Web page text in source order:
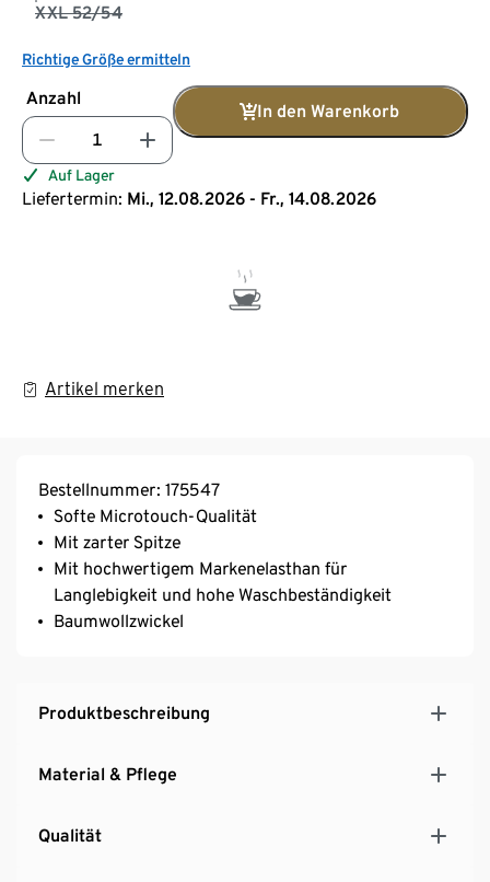
XXL 52/54
Richtige Größe ermitteln
Anzahl
In den Warenkorb
Auf Lager
Liefertermin: Mi., 12.08.2026 - Fr., 14.08.2026
Artikel merken
Bestellnummer: 175547
Softe Microtouch-Qualität
Mit zarter Spitze
Mit hochwertigem Markenelasthan für
Langlebigkeit und hohe Waschbeständigkeit
Baumwollzwickel
Produktbeschreibung
Material & Pflege
Qualität